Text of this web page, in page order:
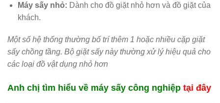
Máy sấy nhỏ: Dành cho đồ giặt nhỏ hơn và đồ giặt của
khách.
Một số hệ thống thường bố trí thêm 1 hoặc nhiều cặp giặt
sấy chồng tầng. Bộ giặt sấy này thường xử lý hiệu quả cho
các loại đồ vật dụng nhỏ hơn
Anh chị tìm hiểu về máy sấy công nghiệp tại đây